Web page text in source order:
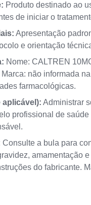
Produto destinado ao
de iniciar o
Apresentação
e orientação
Nome: CALTREN
não informada
farmacológicas.
aplicável): Administrar
profissional de
Consulte a bula para
amamentação
do fabricante.